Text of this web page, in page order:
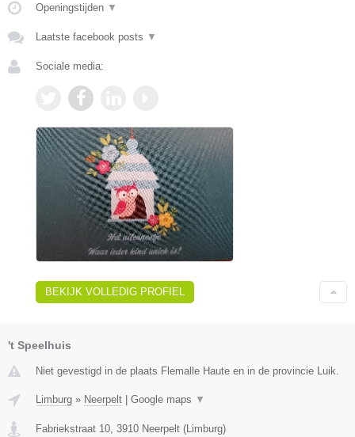
Openingstijden ▼
Laatste facebook posts ▼
Sociale media:
BEKIJK VOLLEDIG PROFIEL
't Speelhuis
Niet gevestigd in de plaats Flemalle Haute en in de provincie Luik.
Limburg » Neerpelt Google maps ▼
Fabriekstraat 10 3910 Neerpelt ( Limburg)